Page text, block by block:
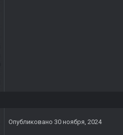
Опубликовано 30 ноября, 2024